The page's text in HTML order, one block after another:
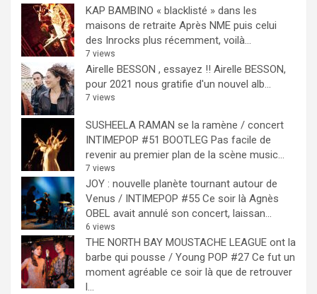
KAP BAMBINO « blacklisté » dans les
maisons de retraite Après NME puis celui
des Inrocks plus récemment, voilà...
7 views
Airelle BESSON , essayez !! Airelle BESSON,
pour 2021 nous gratifie d'un nouvel alb...
7 views
SUSHEELA RAMAN se la ramène / concert
INTIMEPOP #51 BOOTLEG Pas facile de
revenir au premier plan de la scène music...
7 views
JOY : nouvelle planète tournant autour de
Venus / INTIMEPOP #55 Ce soir là Agnès
OBEL avait annulé son concert, laissan...
6 views
THE NORTH BAY MOUSTACHE LEAGUE ont la
barbe qui pousse / Young POP #27 Ce fut un
moment agréable ce soir là que de retrouver
l...